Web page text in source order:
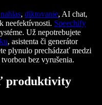
, diktovanie, AI chat,
neefektívnosti. Speechify
Už nepotrebujete
, asistenta či generátor
plynulo prechádzať medzi
bez vyrušenia.
produktivity